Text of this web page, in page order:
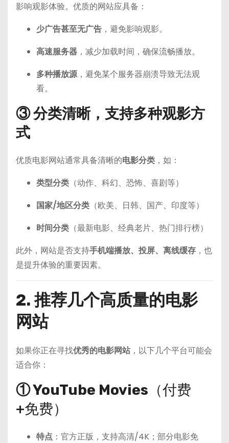
影响观影体验。优质的网站应具备：
少广告甚至无广告 ，避免影响观影。
高速服务器 ，减少加载时间，确保流畅播放。
多种播放源，避免某个服务器崩溃导致无法观
看。
③ 分类清晰，支持多种观影方
式
优质电影网站通常具备清晰的电影分类 ，如：
类型分类 （动作、科幻、恐怖、喜剧等）
国家/地区分类 （欧美、日韩、国产、印度等）
时间分类 （最新电影、经典老片、热门排行榜）
此外，网站是否支持手机端播放、投屏、离线缓存 ，也
是提升体验的重要因素。
2. 推荐几个高质量的电影
网站
如果你正在寻找优秀的电影网站，以下几个平台可能会
适合你：
① YouTube Movies （付费
+免费）
特点 ：官方正版，支持高清/4K；部分电影免